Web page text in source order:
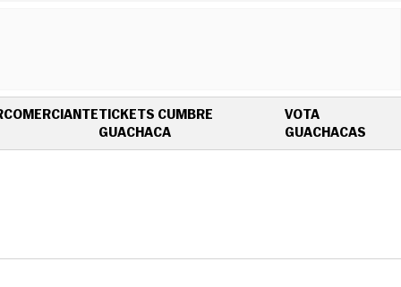
COMERCIANTETICKETS CUMBRE
GUACHACAOPENS IN NEW WINDOW
VOTA
GUACHACAS